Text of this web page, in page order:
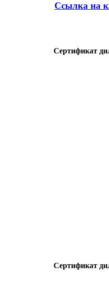
Ссылка на
Сертификат
Сертификат